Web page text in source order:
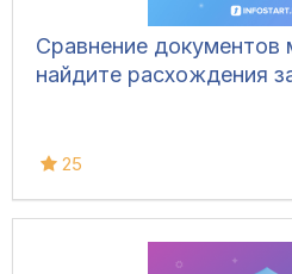
Сравнение документов
найдите расхождения
25